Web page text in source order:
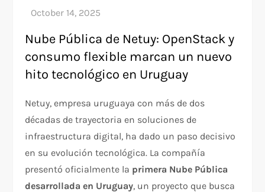
Nube Pública de Netuy: OpenStack y
consumo flexible marcan un nuevo
hito tecnológico en Uruguay
Netuy, empresa uruguaya con más de dos
décadas de trayectoria en soluciones de
infraestructura digital, ha dado un paso decisivo
en su evolución tecnológica. La compañía
presentó oficialmente la primera Nube Pública
desarrollada en Uruguay, un proyecto que busca